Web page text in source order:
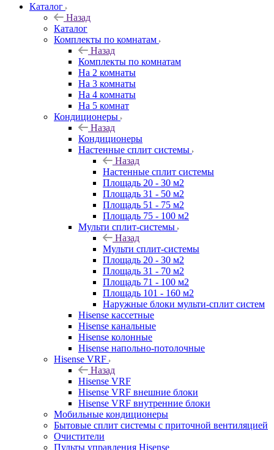
Каталог
Назад
Каталог
Комплекты по комнатам
Назад
Комплекты по комнатам
На 2 комнаты
На 3 комнаты
На 4 комнаты
На 5 комнат
Кондиционеры
Назад
Кондиционеры
Настенные сплит системы
Назад
Настенные сплит системы
Площадь 20 - 30 м2
Площадь 31 - 50 м2
Площадь 51 - 75 м2
Площадь 75 - 100 м2
Мульти сплит-системы
Назад
Мульти сплит-системы
Площадь 20 - 30 м2
Площадь 31 - 70 м2
Площадь 71 - 100 м2
Площадь 101 - 160 м2
Наружные блоки мульти-сплит систем
Hisense кассетные
Hisense канальные
Hisense колонные
Hisense напольно-потолочные
Hisense VRF
Назад
Hisense VRF
Hisense VRF внешние блоки
Hisense VRF внутренние блоки
Мобильные кондиционеры
Бытовые сплит системы с приточной вентиляцией
Очистители
Пульты управления Hisense